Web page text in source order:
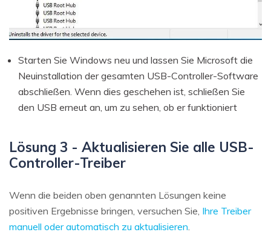
Starten Sie Windows neu und lassen Sie Microsoft die
Neuinstallation der gesamten USB-Controller-Software
abschließen. Wenn dies geschehen ist, schließen Sie
den USB erneut an, um zu sehen, ob er funktioniert
Lösung 3 - Aktualisieren Sie alle USB-
Controller-Treiber
Wenn die beiden oben genannten Lösungen keine
positiven Ergebnisse bringen, versuchen Sie, Ihre Treiber
manuell oder automatisch zu aktualisieren